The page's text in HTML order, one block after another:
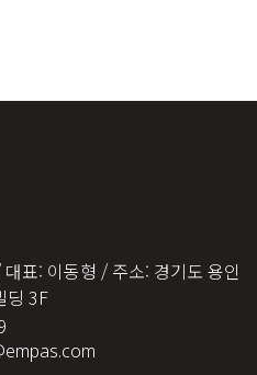
표: 이동형 / 주소: 경기도 용인
딩 3F